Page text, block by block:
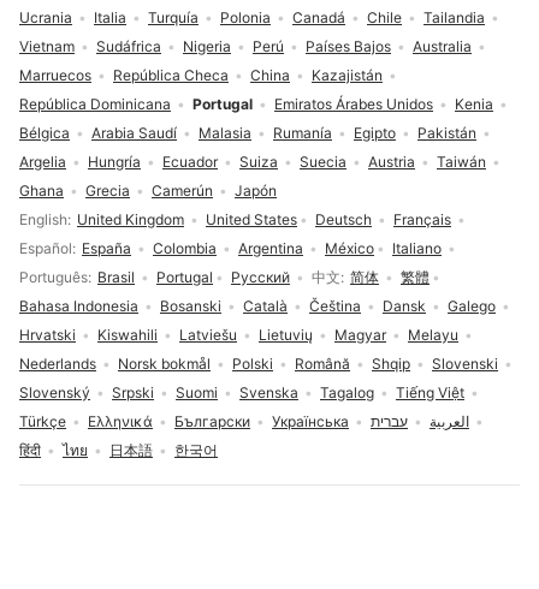
Selección de idioma
English United Kingdom United States Deutsch
Français
Español
España Colombia Argentina México
Italiano
Português Brasil Portugal Русский 中文 简体
繁體
Bahasa Indonesia
Bosanski Català Čeština Dansk
Galego
Hrvatski
Kiswahili Latviešu Lietuvių Magyar
Melayu
Nederlands
Norsk bokmål Polski Română Shqip
Slovenski
Slovenský
Srpski Suomi Svenska Tagalog
Tiếng Việt
Türkçe
Ελληνικά Български Українська עברית
العربية
हिंदी
ไทย 日本語 한국어
Ucrania
Italia Turquía Polonia Canadá Chile
Tailandia
Vietnam
Sudáfrica Nigeria Perú Países Bajos
Australia
Marruecos
República Checa China
Kazajistán
República Dominicana
Portugal Emiratos Árabes Unidos
Kenia
Bélgica
Arabia Saudí Malasia Rumanía Egipto
Pakistán
Argelia
Hungría Ecuador Suiza Suecia Austria
Taiwán
Ghana
Grecia Camerún Japón